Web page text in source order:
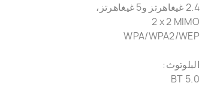
2.4 غيغاهرتز و5 غيغاهرتز،
WPA/WPA2/WEP
البلوتوث:
BT 5.0